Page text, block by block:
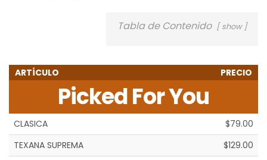
Tabla de Contenido show
ARTÍCULO PRECIO
Picked For You
CLASICA
$79.00
TEXANA SUPREMA
$129.00